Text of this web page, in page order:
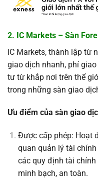
2. IC Markets – Sàn
IC Markets, thành lập từ
giao dịch nhanh, phí
tư từ khắp nơi trên thế
trong những sàn giao
Ưu điểm của sàn giao
Được cấp phép: Hoạt
quan quản lý tài chính
các quy định tài
minh bạch, an toàn.